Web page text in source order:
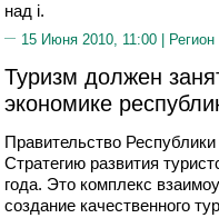
над i.
15 Июня 2010, 11:00 | Регион
Туризм должен
экономике
Правительство
Стратегию развития
года. Это комплекс
создание качественного